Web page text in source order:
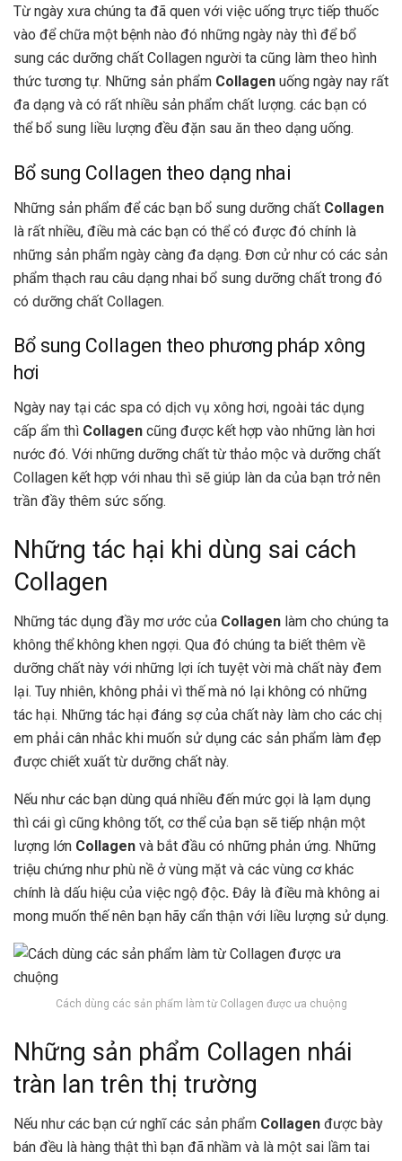
Từ ngày xưa chúng ta đã quen với việc uống trực tiếp thuốc
vào để chữa một bệnh nào đó những ngày này thì để bổ
sung các dưỡng chất Collagen người ta cũng làm theo hình
thức tương tự. Những sản phẩm Collagen uống ngày nay rất
đa dạng và có rất nhiều sản phẩm chất lượng. các bạn có
thể bổ sung liều lượng đều đặn sau ăn theo dạng uống.
Bổ sung Collagen theo dạng nhai
Những sản phẩm để các bạn bổ sung dưỡng chất Collagen
là rất nhiều, điều mà các bạn có thể có được đó chính là
những sản phẩm ngày càng đa dạng. Đơn cử như có các sản
phẩm thạch rau câu dạng nhai bổ sung dưỡng chất trong đó
có dưỡng chất Collagen.
Bổ sung Collagen theo phương pháp xông
hơi
Ngày nay tại các spa có dịch vụ xông hơi, ngoài tác dụng
cấp ẩm thì Collagen cũng được kết hợp vào những làn hơi
nước đó. Với những dưỡng chất từ thảo mộc và dưỡng chất
Collagen kết hợp với nhau thì sẽ giúp làn da của bạn trở nên
trần đầy thêm sức sống.
Những tác hại khi dùng sai cách
Collagen
Những tác dụng đầy mơ ước của Collagen làm cho chúng ta
không thể không khen ngợi. Qua đó chúng ta biết thêm về
dưỡng chất này với những lợi ích tuyệt vời mà chất này đem
lại. Tuy nhiên, không phải vì thế mà nó lại không có những
tác hại. Những tác hại đáng sợ của chất này làm cho các chị
em phải cân nhắc khi muốn sử dụng các sản phẩm làm đẹp
được chiết xuất từ dưỡng chất này.
Nếu như các bạn dùng quá nhiều đến mức gọi là lạm dụng
thì cái gì cũng không tốt, cơ thể của bạn sẽ tiếp nhận một
lượng lớn Collagen và bắt đầu có những phản ứng. Những
triệu chứng như phù nề ở vùng mặt và các vùng cơ khác
chính là dấu hiệu của việc ngộ độc. Đây là điều mà không ai
mong muốn thế nên bạn hãy cẩn thận với liều lượng sử dụng.
Cách dùng các sản phẩm làm từ Collagen được ưa chuộng
Những sản phẩm Collagen nhái
tràn lan trên thị trường
Nếu như các bạn cứ nghĩ các sản phẩm Collagen được bày
bán đều là hàng thật thì bạn đã nhầm và là một sai lầm tai